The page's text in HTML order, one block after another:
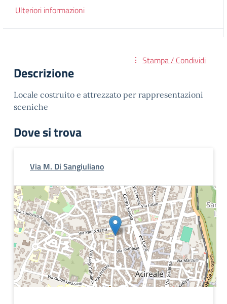
Ulteriori informazioni
Stampa / Condividi
Descrizione
Locale costruito e attrezzato per rappresentazioni
sceniche
Dove si trova
Via M. Di Sangiuliano